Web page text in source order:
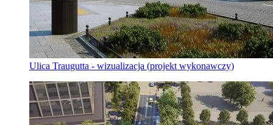
Ulica Traugutta - wizualizacja (projekt wykonawczy)